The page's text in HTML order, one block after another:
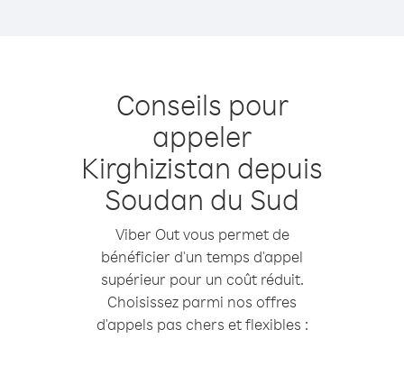
Conseils pour
appeler
Kirghizistan depuis
Soudan du Sud
Viber Out vous permet de
bénéficier d'un temps d'appel
supérieur pour un coût réduit.
Choisissez parmi nos offres
d'appels pas chers et flexibles :